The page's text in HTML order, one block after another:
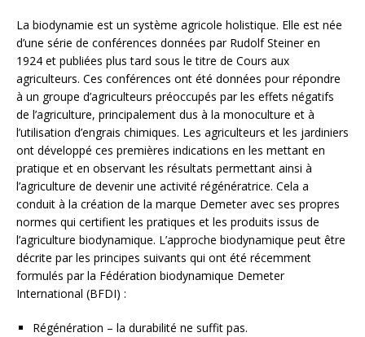
La biodynamie est un système agricole holistique. Elle est née
d’une série de conférences données par Rudolf Steiner en
1924 et publiées plus tard sous le titre de Cours aux
agriculteurs. Ces conférences ont été données pour répondre
à un groupe d’agriculteurs préoccupés par les effets négatifs
de l’agriculture, principalement dus à la monoculture et à
l’utilisation d’engrais chimiques. Les agriculteurs et les jardiniers
ont développé ces premières indications en les mettant en
pratique et en observant les résultats permettant ainsi à
l’agriculture de devenir une activité régénératrice. Cela a
conduit à la création de la marque Demeter avec ses propres
normes qui certifient les pratiques et les produits issus de
l’agriculture biodynamique. L’approche biodynamique peut être
décrite par les principes suivants qui ont été récemment
formulés par la Fédération biodynamique Demeter
International (BFDI) :
Régénération – la durabilité ne suffit pas.